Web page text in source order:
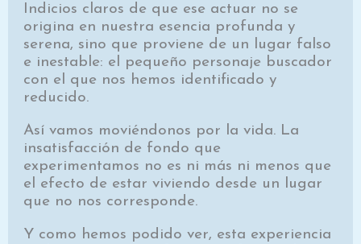
Indicios claros de que ese actuar no se
origina en nuestra esencia profunda y
serena, sino que proviene de un lugar falso
e inestable: el pequeño personaje buscador
con el que nos hemos identificado y
reducido.
Así vamos moviéndonos por la vida. La
insatisfacción de fondo que
experimentamos no es ni más ni menos que
el efecto de estar viviendo desde un lugar
que no nos corresponde.
Y como hemos podido ver, esta experiencia